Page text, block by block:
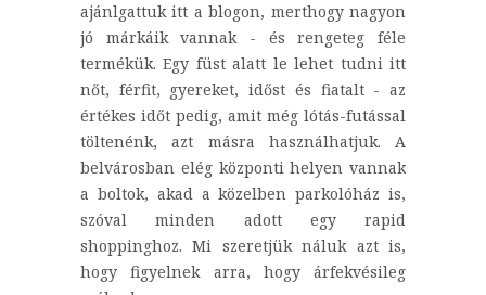
ajánlgattuk itt a blogon, merthogy nagyon
jó márkáik vannak - és rengeteg féle
termékük. Egy füst alatt le lehet tudni itt
nőt, férfit, gyereket, időst és fiatalt - az
értékes időt pedig, amit még lótás-futással
töltenénk, azt másra használhatjuk. A
belvárosban elég központi helyen vannak
a boltok, akad a közelben parkolóház is,
szóval minden adott egy rapid
shoppinghoz. Mi szeretjük náluk azt is,
hogy figyelnek arra, hogy árfekvésileg